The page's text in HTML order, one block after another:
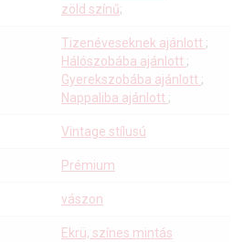
zöld színű;
Tizenéveseknek ajánlott ;
Hálószobába ajánlott ;
Gyerekszobába ajánlott ;
Nappaliba ajánlott ;
Vintage stílusú
Prémium
vászon
Ekrü, színes mintás